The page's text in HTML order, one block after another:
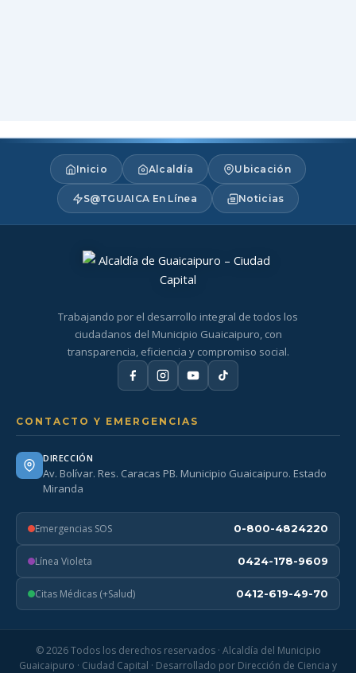
Inicio Alcaldía Ubicación
S@TGUAICA En Línea Noticias
Trabajando por el desarrollo integral de todos los
ciudadanos del Municipio Guaicaipuro, con
transparencia, eficiencia y compromiso social.
CONTACTO Y EMERGENCIAS
DIRECCIÓN
Av. Bolívar. Res. Caracas PB. Municipio Guaicaipuro. Estado
Miranda
Emergencias SOS 0-800-4824220
Línea Violeta 0424-178-9609
Citas Médicas (+Salud) 0412-619-49-70
© 2026 Todos los derechos reservados · Alcaldía del Municipio
Guaicaipuro · Ciudad Capital · Desarrollado por Dirección de Ciencia y